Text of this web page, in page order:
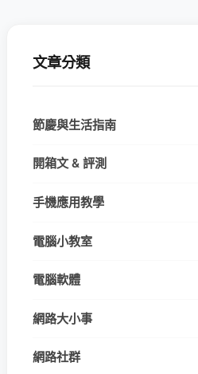
文章分類
節慶與生活指南
開箱文 & 評測
手機應用教學
電腦小教室
電腦軟體
網路大小事
網路社群